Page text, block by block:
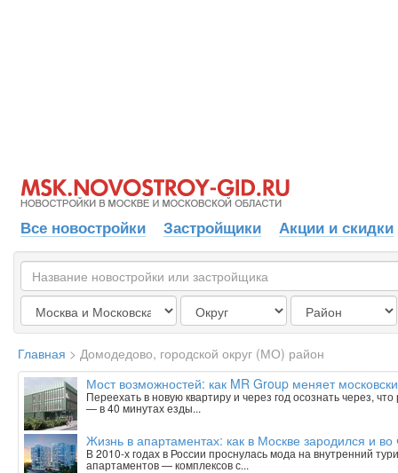
Все новостройки Застройщики Акции и скидки
Главная > Домодедово, городской округ (МО) район
Мост возможностей: как MR Group меняет
Переехать в новую квартиру и через год осознать через,
— в 40 минутах езды...
Жизнь в апартаментах: как в Москве зародился и
В 2010-х годах в России проснулась мода на внутренний
апартаментов — комплексов с...